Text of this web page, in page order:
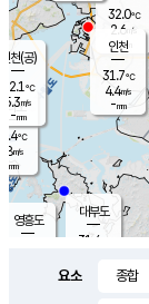
의도
℃
m/s
mm
영흥도
대부도
31.4
32.0℃
2.6 m/s
-mm
인천(공)
32.1℃
5.3m/s
-mm
인천
31.7℃
4.4m/s
-mm
요소